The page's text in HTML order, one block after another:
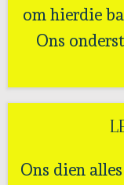
om hierdie
Ons
Ons dien